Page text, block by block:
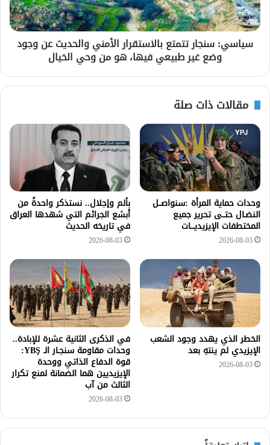
سياسي: سنجار تتمتع بالاستقرار الأمني والحديث عن وجود
وضع غير طبيعي فيها، هو من وحي الخيال
مقالات ذات صلة
وحدات حماية المرأة :سنواصــل
النضـال حتــى تحرير جميع
المختطفات الإيزيديـــات
2026-08-03
بألم وإجلال.. نستذكر واحدةً من
أبشع الجرائم التي شهدها العراق
في تاريخه الحديث
2026-08-03
الخطر الذي يهدد وجود الشعب
الإيزيدي لم ينتهِ بعد
2026-08-03
في الذكرى الثانية عشرة للإبادة..
وحدات مقاومة سنجـار الـ YBŞ:
قوة الدفاع الذاتي ووحدة
الإيزيديين هما الضمانة لمنع تكرار
الثالث من آب
2026-08-03